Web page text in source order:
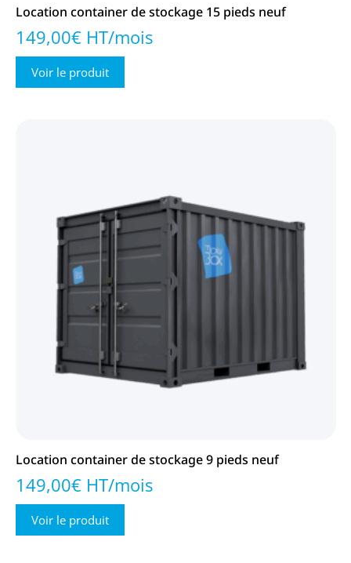
Location container de stockage 15 pieds neuf
149,00€ HT/mois
Voir le produit
Location container de stockage 9 pieds neuf
149,00€ HT/mois
Voir le produit